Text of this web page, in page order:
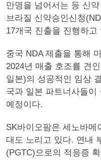
만명을 넘어서는 등 신
브라질 신약승인신청
17개국 진출을 진행하고
중국 NDA 제출을 통해
2024년 매출 호조를 견
일본)의 성공적인 임상
국과 일본 파트너사들이
예정이다.
SK바이오팜은 세노바
대도 노리고 있다. 연내
(PGTC)으로의 적응증